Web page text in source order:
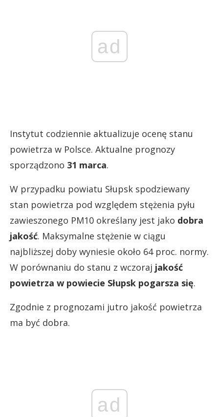
ad
Instytut codziennie aktualizuje ocenę stanu
powietrza w Polsce. Aktualne prognozy
sporządzono 31 marca.
W przypadku powiatu Słupsk spodziewany
stan powietrza pod względem stężenia pyłu
zawieszonego PM10 określany jest jako dobra
jakość. Maksymalne stężenie w ciągu
najbliższej doby wyniesie około 64 proc. normy.
W porównaniu do stanu z wczoraj jakość
powietrza w powiecie Słupsk pogarsza się.
Zgodnie z prognozami jutro jakość powietrza
ma być dobra.
ad